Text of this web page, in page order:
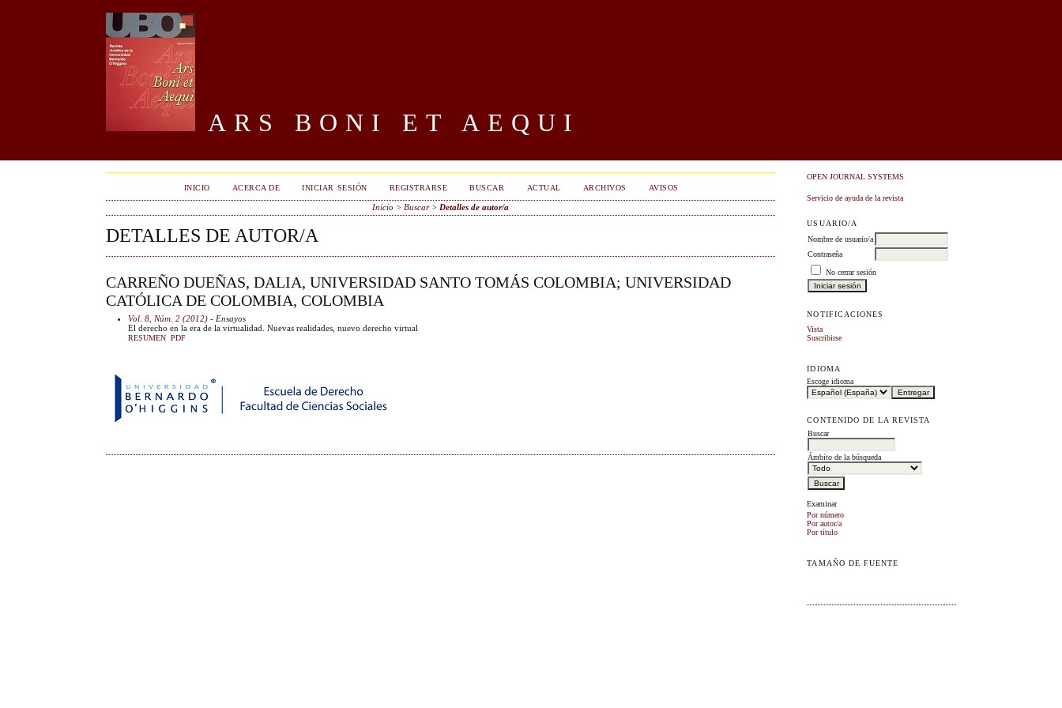
ARS BONI ET AEQUI
OPEN JOURNAL SYSTEMS
Servicio de ayuda de la revista
USUARIO/A
Nombre de usuario/a
Contraseña
No cerrar sesión
NOTIFICACIONES
Vista
Suscribirse
IDIOMA
Escoge idioma
CONTENIDO DE LA REVISTA
Buscar
Ámbito de la búsqueda
Examinar
Por número
Por autor/a
Por título
TAMAÑO DE FUENTE
INICIO ACERCA DE INICIAR SESIÓN REGISTRARSE BUSCAR ACTUAL ARCHIVOS AVISOS
Inicio > Buscar> Detalles de autor/a
DETALLES DE AUTOR/A
CARREÑO DUEÑAS, DALIA, UNIVERSIDAD SANTO TOMÁS COLOMBIA; UNIVERSIDAD
CATÓLICA DE COLOMBIA, COLOMBIA
Vol. 8, Núm. 2 (2012) - Ensayos
El derecho en la era de la virtualidad. Nuevas realidades, nuevo derecho virtual
RESUMEN PDF